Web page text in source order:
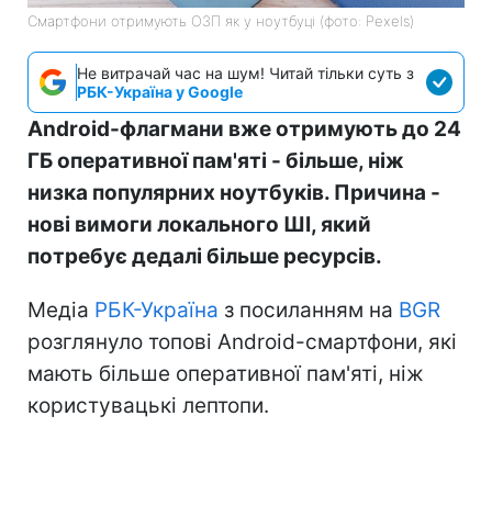
Смартфони отримують ОЗП як у ноутбуці (фото: Pexels)
Не витрачай час на шум! Читай тільки суть з
РБК-Україна у Google
Android-флагмани вже отримують до 24
ГБ оперативної пам'яті - більше, ніж
низка популярних ноутбуків. Причина -
нові вимоги локального ШІ, який
потребує дедалі більше ресурсів.
Медіа РБК-Україна з посиланням на BGR
розглянуло топові Android-смартфони, які
мають більше оперативної пам'яті, ніж
користувацькі лептопи.